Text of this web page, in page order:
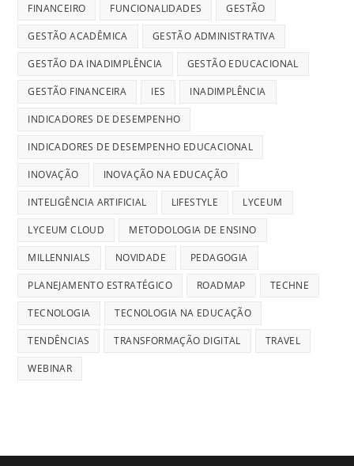
FINANCEIRO FUNCIONALIDADES GESTÃO
GESTÃO ACADÊMICA GESTÃO ADMINISTRATIVA
GESTÃO DA INADIMPLÊNCIA GESTÃO EDUCACIONAL
GESTÃO FINANCEIRA IES INADIMPLÊNCIA
INDICADORES DE DESEMPENHO
INDICADORES DE DESEMPENHO EDUCACIONAL
INOVAÇÃO INOVAÇÃO NA EDUCAÇÃO
INTELIGÊNCIA ARTIFICIAL LIFESTYLE LYCEUM
LYCEUM CLOUD METODOLOGIA DE ENSINO
MILLENNIALS NOVIDADE PEDAGOGIA
PLANEJAMENTO ESTRATÉGICO ROADMAP TECHNE
TECNOLOGIA TECNOLOGIA NA EDUCAÇÃO
TENDÊNCIAS TRANSFORMAÇÃO DIGITAL TRAVEL
WEBINAR